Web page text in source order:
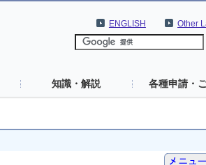
Other
ENGLISH
知識・解説 各種申請・